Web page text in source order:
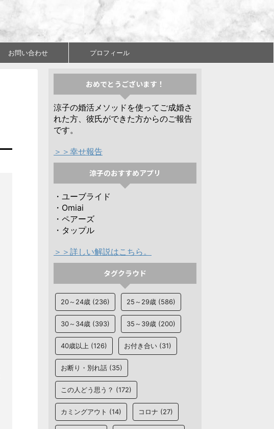
お問い合わせ プロフィール
おめでとうございます！
涼子の婚活メソッドを使ってご成婚さ
れた方、彼氏ができた方からのご報告
です。
＞＞幸せ報告
涼子のおすすめアプリ
・ユーブライド
・Omiai
・ペアーズ
・タップル
＞＞詳しい解説はこちら。
タグクラウド
20～24歳 (236) 25～29歳 (586)
30～34歳 (393) 35～39歳 (200)
40歳以上 (126) お付き合い (31)
お断り・別れ話 (35)
この人どう思う？ (172)
カミングアウト (14) コロナ (27)